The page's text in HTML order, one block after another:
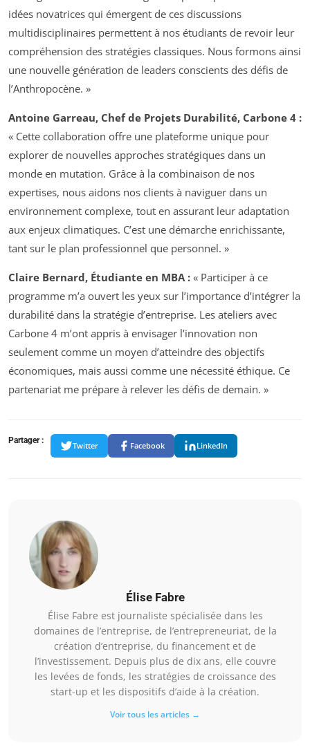
idées novatrices qui émergent de ces discussions
multidisciplinaires permettent à nos étudiants de revoir leur
compréhension des stratégies classiques. Nous formons ainsi
une nouvelle génération de leaders conscients des défis de
l’Anthropocène. »
Antoine Garreau, Chef de Projets Durabilité, Carbone 4 :
« Cette collaboration offre une plateforme unique pour
explorer de nouvelles approches stratégiques dans un
monde en mutation. Grâce à la combinaison de nos
expertises, nous aidons nos clients à naviguer dans un
environnement complexe, tout en assurant leur adaptation
aux enjeux climatiques. C’est une démarche enrichissante,
tant sur le plan professionnel que personnel. »
Claire Bernard, Étudiante en MBA : « Participer à ce
programme m’a ouvert les yeux sur l’importance d’intégrer la
durabilité dans la stratégie d’entreprise. Les ateliers avec
Carbone 4 m’ont appris à envisager l’innovation non
seulement comme un moyen d’atteindre des objectifs
économiques, mais aussi comme une nécessité éthique. Ce
partenariat me prépare à relever les défis de demain. »
Partager :
Twitter Facebook LinkedIn
Élise Fabre
Élise Fabre est journaliste spécialisée dans les
domaines de l’entreprise, de l’entrepreneuriat, de la
création d’entreprise, du financement et de
l’investissement. Depuis plus de dix ans, elle couvre
les levées de fonds, les stratégies de croissance des
start-up et les dispositifs d’aide à la création.
Voir tous les articles →